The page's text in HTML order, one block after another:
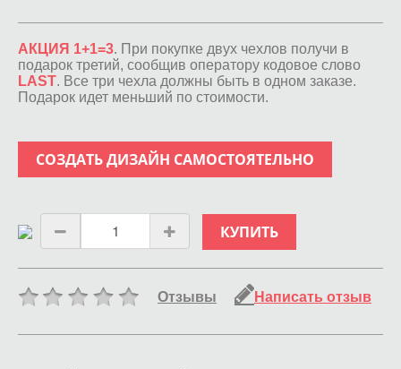
АКЦИЯ 1+1=3. При покупке двух чехлов получи в
подарок третий, сообщив оператору кодовое слово
LAST. Все три чехла должны быть в одном заказе.
Подарок идет меньший по стоимости.
СОЗДАТЬ ДИЗАЙН САМОСТОЯТЕЛЬНО
КУПИТЬ
Отзывы Написать отзыв